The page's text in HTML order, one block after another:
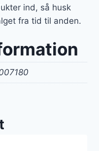
ind, så husk
fra tid til anden.